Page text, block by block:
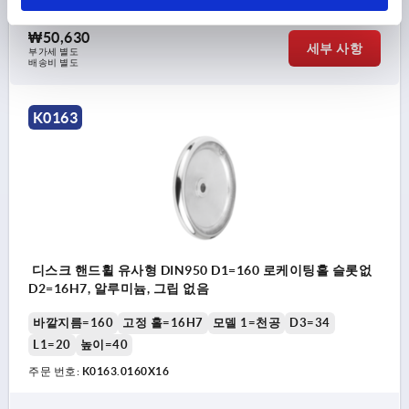
₩50,630
부가세 별도
배송비 별도
세부 사항
K0163
디스크 핸드휠 유사형 DIN950 D1=160 로케이팅홀 슬롯없
D2=16H7, 알루미늄, 그립 없음
바깥지름=160 고정 홀=16H7 모델 1=천공
D3=34
L1=20
높이=40
주문 번호: K0163.0160X16